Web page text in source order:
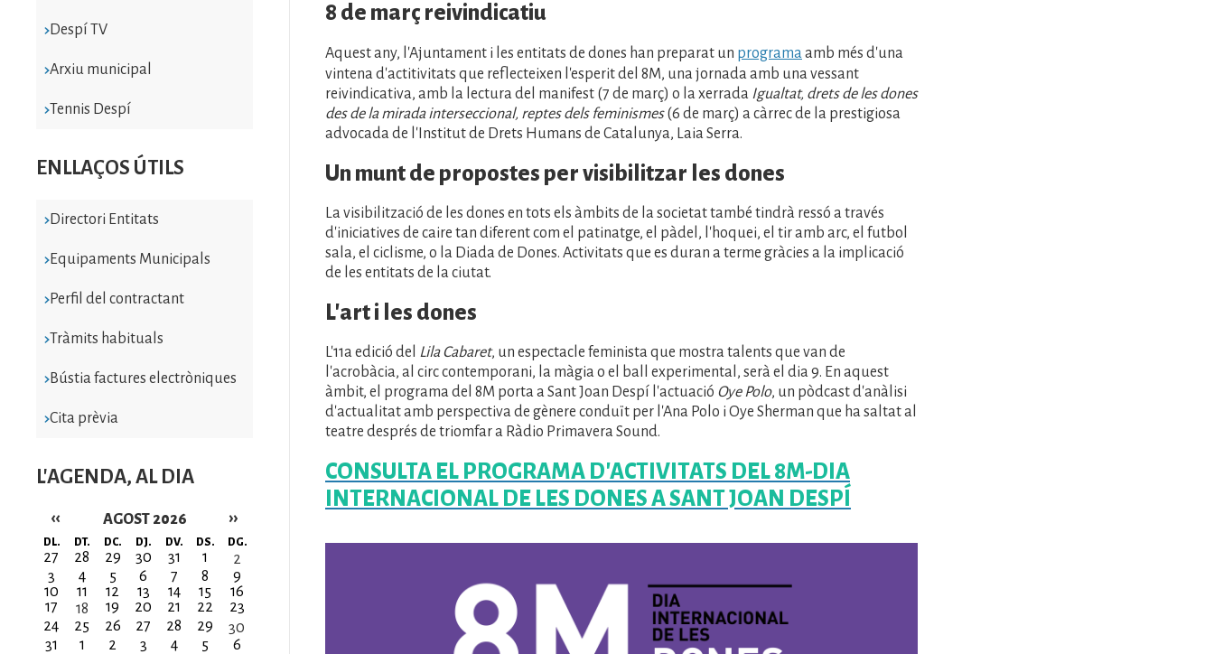
Despí TV
Arxiu municipal
Tennis Despí
ENLLAÇOS ÚTILS
Directori Entitats
Equipaments Municipals
Perfil del contractant
Tràmits habituals
Bústia factures electròniques
Cita prèvia
L'AGENDA, AL DIA
AGOST 2026
Paginació
‹‹ ››
DL. DT. DC. DJ. DV. DS. DG.
27 28 29 30 31 1
2
3
4 5 6 7 8
9
10
11 12 13 14 15
16
17
18 19 20 21 22
23
24
25 26 27 28 29
30
31
1 2 3 4 5 6
8 de març reivindicatiu
Aquest any, l'Ajuntament i les entitats de dones han preparat un programaamb més d'una
vintena d'actitivitats que reflecteixen l'esperit del 8M, una jornada amb una vessant
reivindicativa, amb la lectura del manifest (7 de març) o la xerrada Igualtat, drets de les dones
des de la mirada interseccional, reptes dels feminismes(6 de març) a càrrec de la prestigiosa
advocada de l'Institut de Drets Humans de Catalunya, Laia Serra.
Un munt de propostes per visibilitzar les dones
La visibilització de les dones en tots els àmbits de la societat també tindrà ressó a través
d'iniciatives de caire tan diferent com el patinatge, el pàdel, l'hoquei, el tir amb arc, el futbol
sala, el ciclisme, o la Diada de Dones. Activitats que es duran a terme gràcies a la implicació
de les entitats de la ciutat.
L'art i les dones
L'11a edició del Lila Cabaret, un espectacle feminista que mostra talents que van de
l'acrobàcia, al circ contemporani, la màgia o el ball experimental, serà el dia 9. En aquest
àmbit, el programa del 8M porta a Sant Joan Despí l'actuació Oye Polo, un pòdcast d'anàlisi
d'actualitat amb perspectiva de gènere conduït per l'Ana Polo i Oye Sherman que ha saltat al
teatre després de triomfar a Ràdio Primavera Sound.
CONSULTA EL PROGRAMA D'ACTIVITATS DEL 8M-DIA
INTERNACIONAL DE LES DONES A SANT JOAN DESPÍ